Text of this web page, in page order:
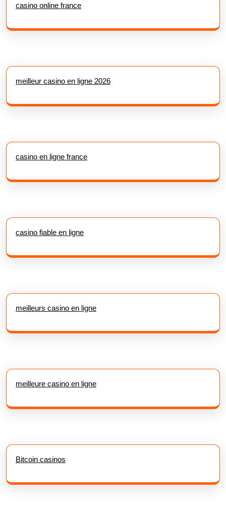
casino online france
meilleur casino en ligne 2026
casino en ligne france
casino fiable en ligne
meilleurs casino en ligne
meilleure casino en ligne
Bitcoin casinos